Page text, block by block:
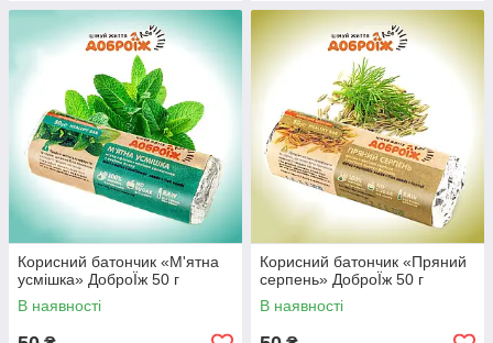
Корисний батончик «М'ятна
усмішка» ДоброЇж 50 г
В наявності
Корисний батончик «Пряний
серпень» ДоброЇж 50 г
В наявності